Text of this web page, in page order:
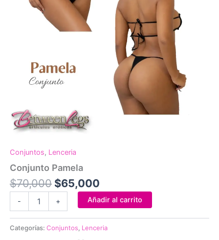
Conjuntos, Lenceria
Conjunto Pamela
$70,000 El
precio
original
era:
$70,000.
$65,000
precio
actual
es:
$65,000.
- + Añadir al carrito
Categorías: Conjuntos, Lenceria